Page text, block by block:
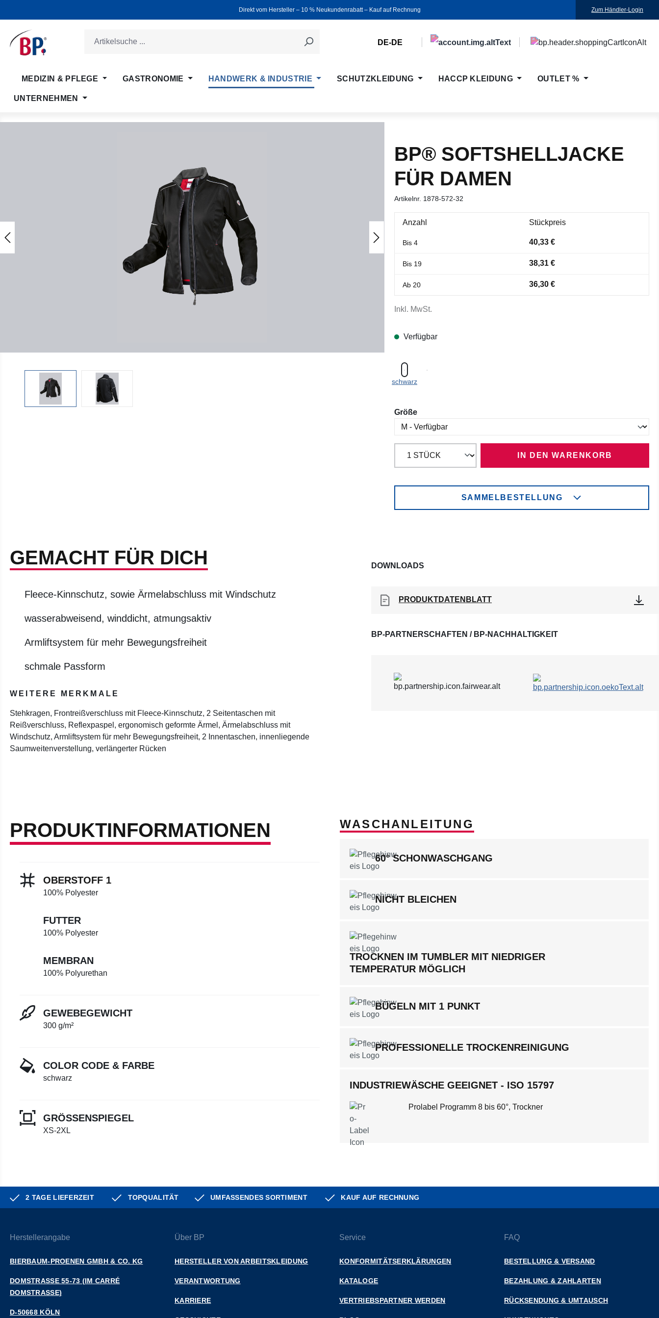
Direkt vom Hersteller ‒ 10 % Neukundenrabatt ‒ Kauf auf Rechnung Zum Händler-Login
DE-DE
MEDIZIN & PFLEGE GASTRONOMIE HANDWERK & INDUSTRIE SCHUTZKLEIDUNG HACCP KLEIDUNG OUTLET %
UNTERNEHMEN
BP® SOFTSHELLJACKE
FÜR DAMEN
Artikelnr. 1878-572-32
Anzahl Stückpreis
Bis 4 40,33 €
Bis 19 38,31 €
Ab 20 36,30 €
Inkl. MwSt.
Verfügbar
schwarz
Größeauswählen
IN DEN WARENKORB
SAMMELBESTELLUNG
GEMACHT FÜR DICH
Fleece-Kinnschutz, sowie Ärmelabschluss mit Windschutz
wasserabweisend, winddicht, atmungsaktiv
Armliftsystem für mehr Bewegungsfreiheit
schmale Passform
WEITERE MERKMALE
Stehkragen, Frontreißverschluss mit Fleece-Kinnschutz, 2 Seitentaschen mit
Reißverschluss, Reflexpaspel, ergonomisch geformte Ärmel, Ärmelabschluss mit
Windschutz, Armliftsystem für mehr Bewegungsfreiheit, 2 Innentaschen, innenliegende
Saumweitenverstellung, verlängerter Rücken
DOWNLOADS
PRODUKTDATENBLATT
BP-PARTNERSCHAFTEN / BP-NACHHALTIGKEIT
PRODUKTINFORMATIONEN
OBERSTOFF 1
100% Polyester
FUTTER
100% Polyester
MEMBRAN
100% Polyurethan
GEWEBEGEWICHT
300 g/m²
COLOR CODE & FARBE
schwarz
GRÖSSENSPIEGEL
XS-2XL
WASCHANLEITUNG
60° SCHONWASCHGANG
NICHT BLEICHEN
TROCKNEN IM TUMBLER MIT NIEDRIGER
TEMPERATUR MÖGLICH
BÜGELN MIT 1 PUNKT
PROFESSIONELLE TROCKENREINIGUNG
INDUSTRIEWÄSCHE GEEIGNET - ISO 15797
Prolabel Programm 8 bis 60°, Trockner
2 TAGE LIEFERZEIT TOPQUALITÄT UMFASSENDES SORTIMENT KAUF AUF RECHNUNG
Herstellerangabe
BIERBAUM-PROENEN GMBH & CO. KG
DOMSTRASSE 55-73 (IM CARRÉ D
OMSTRASSE)
D-50668 KÖLN
Über BP
HERSTELLER VON ARBEITSKLEIDUNG
VERANTWORTUNG
KARRIERE
Service
KONFORMITÄTSERKLÄRUNGEN
KATALOGE
VERTRIEBSPARTNER WERDEN
FAQ
BESTELLUNG & VERSAND
BEZAHLUNG & ZAHLARTEN
RÜCKSENDUNG & UMTAUSCH